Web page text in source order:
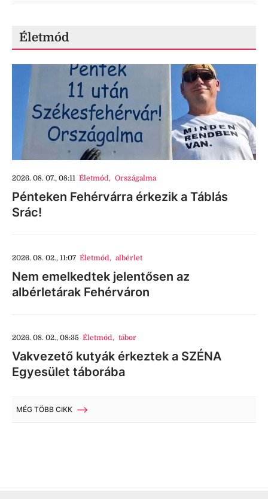
Életmód
2026. 08. 07., 08:11 Életmód, Országalma
Pénteken Fehérvárra érkezik a Táblás
Srác!
2026. 08. 02., 11:07 Életmód, albérlet
Nem emelkedtek jelentősen az
albérletárak Fehérváron
2026. 08. 02., 08:35 Életmód, tábor
Vakvezető kutyák érkeztek a SZÉNA
Egyesület táborába
MÉG TÖBB CIKK